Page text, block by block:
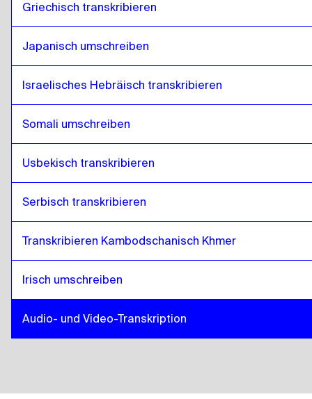
Griechisch transkribieren
Japanisch umschreiben
Israelisches Hebräisch transkribieren
Somali umschreiben
Usbekisch transkribieren
Serbisch transkribieren
Transkribieren Kambodschanisch Khmer
Irisch umschreiben
Audio- und Video-Transkription